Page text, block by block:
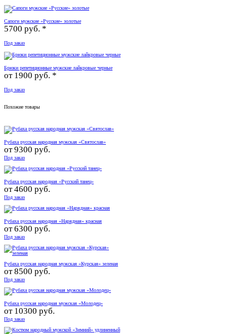
Сапоги мужские «Русские» золотые
5700 руб. *
Под заказ
Брюки репетиционные мужские лайкровые черные
от 1900 руб. *
Под заказ
Похожие товары
Рубаха русская народная мужская «Святослав»
от9300 руб.
Под заказ
Рубаха русская народная «Русский танец»
от4600 руб.
Под заказ
Рубаха русская народная «Нарядная» красная
от6300 руб.
Под заказ
Рубаха русская народная мужская «Курская» зеленая
от8500 руб.
Под заказ
Рубаха русская народная мужская «Молодец»
от 10300 руб.
Под заказ